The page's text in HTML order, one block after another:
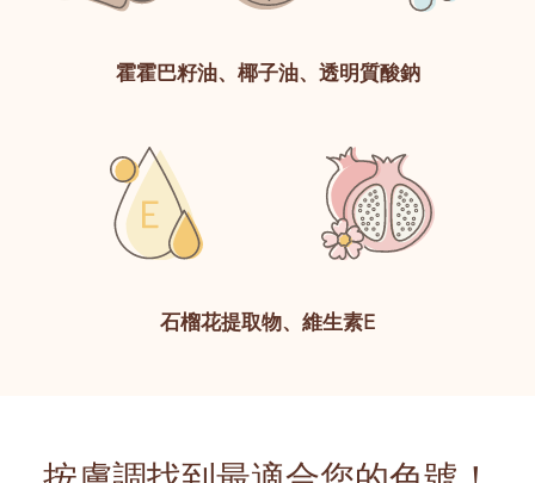
霍霍巴籽油、椰子油、透明質酸鈉
石榴花提取物、維生素E